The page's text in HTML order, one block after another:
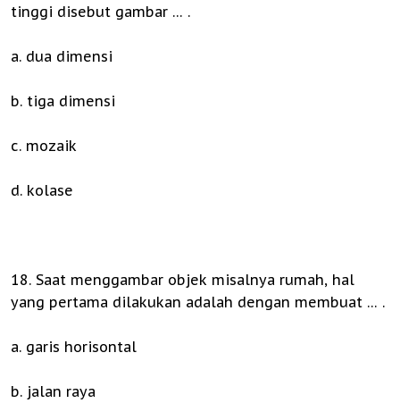
tinggi disebut gambar … .
a. dua dimensi
b. tiga dimensi
c. mozaik
d. kolase
18. Saat menggambar objek misalnya rumah, hal
yang pertama dilakukan adalah dengan membuat … .
a. garis horisontal
b. jalan raya